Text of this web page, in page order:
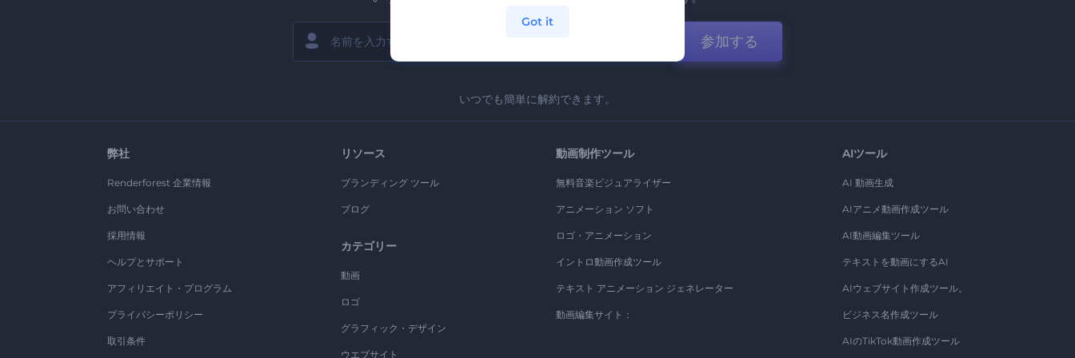
参加する
いつでも簡単に解約できます。
弊社
Renderforest 企業情報
お問い合わせ
採用情報
ヘルプとサポート
アフィリエイト・プログラム
プライバシーポリシー
取引条件
リソース
ブランディング ツール
ブログ
カテゴリー
動画
ロゴ
グラフィック・デザイン
ウエブサイト
動画制作ツール
無料音楽ビジュアライザー
アニメーション ソフト
ロゴ・アニメーション
イントロ動画作成ツール
テキスト アニメーション ジェネレーター
動画編集サイト：
AIツール
AI 動画生成
AIアニメ動画作成ツール
AI動画編集ツール
テキストを動画にするAI
AIウェブサイト作成ツール。
ビジネス名作成ツール
AIのTikTok動画作成ツール
Got it